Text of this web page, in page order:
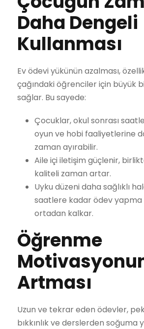
Daha Dengeli
Kullanması
Ev ödevi yükünün azalması,
çağındaki öğrenciler için büyük
sağlar. Bu sayede:
Çocuklar, okul sonrası
oyun ve hobi faaliyetlerine
zaman ayırabilir.
Aile içi iletişim güçlenir,
kaliteli zaman artar.
Uyku düzeni daha sağlıklı
saatlere kadar ödev yapma
ortadan kalkar.
Öğrenme
Artması
Uzun ve tekrar eden ödevler,
bıkkınlık ve derslerden soğuma